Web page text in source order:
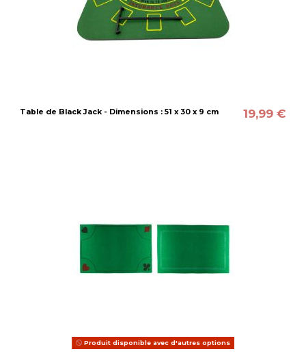
Table de Black Jack - Dimensions : 51 x 30 x 9 cm 19,99 €
Produit disponible avec d'autres options